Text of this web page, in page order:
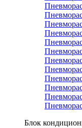
Блок